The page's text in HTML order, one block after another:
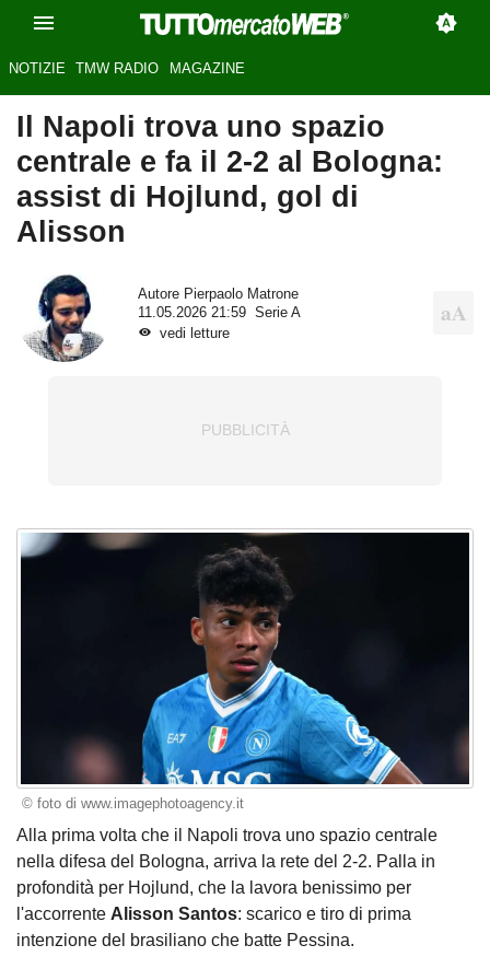
NOTIZIE TMW RADIO MAGAZINE
Il Napoli trova uno spazio
centrale e fa il 2-2 al Bologna:
assist di Hojlund, gol di
Alisson
Autore Pierpaolo Matrone
11.05.2026 21:59
Serie A
vedi letture
© foto di www.imagephotoagency.it
Alla prima volta che il Napoli trova uno spazio centrale
nella difesa del Bologna, arriva la rete del 2-2. Palla in
profondità per Hojlund, che la lavora benissimo per
l'accorrente Alisson Santos: scarico e tiro di prima
intenzione del brasiliano che batte Pessina.